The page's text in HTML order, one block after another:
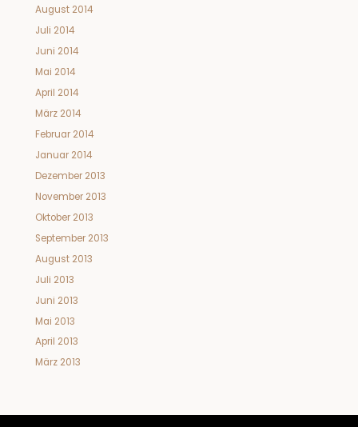
August 2014
Juli 2014
Juni 2014
Mai 2014
April 2014
März 2014
Februar 2014
Januar 2014
Dezember 2013
November 2013
Oktober 2013
September 2013
August 2013
Juli 2013
Juni 2013
Mai 2013
April 2013
März 2013